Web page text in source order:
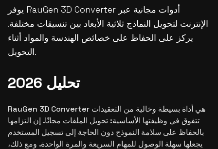
يوفر RauGen 3D Converter أدوات مجانية عبر
الإنترنت لتحويل النماذج ثلاثية الأبعاد بين تنسيقات مختلفة.
يركز على الحفاظ على خصائص الهندسة والمواد أثناء
التحويل.
تحليل 2026
RauGen 3D Converter هي أداة بسيطة وخالية من التعقيدات
تتفوق في وظيفتها الأساسية: تحويل الملفات مجانًا. إن التزامها
بالحفاظ على سلامة النموذج دون الحاجة إلى تسجيل المستخدم
يجعلها سهلة الوصول للمهام السريعة والمرة الواحدة. ومع ذلك،